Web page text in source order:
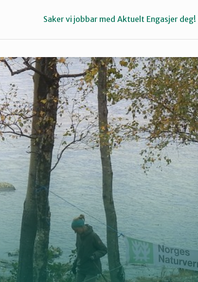
Bremanger
Kinn
Saker vi jobbar med Aktuelt Engasjer deg!